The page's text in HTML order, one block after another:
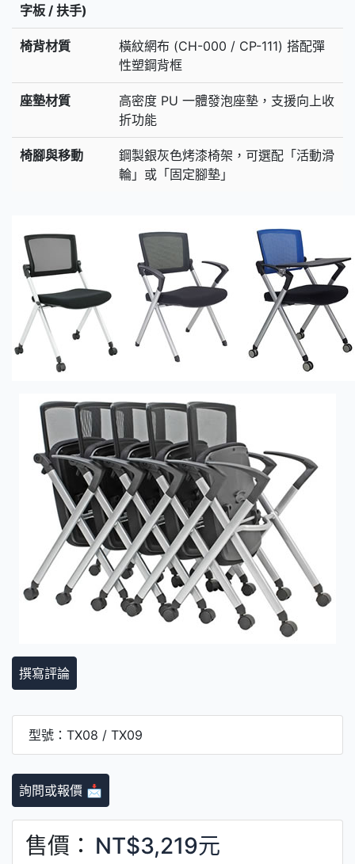
字板 / 扶手)
椅背材質
橫紋網布 (CH-000 / CP-111) 搭配彈
性塑鋼背框
座墊材質
高密度 PU 一體發泡座墊，支援向上收
折功能
椅腳與移動
鋼製銀灰色烤漆椅架，可選配「活動滑
輪」或「固定腳墊」
撰寫評論
型號：TX08 / TX09
詢問或報價 📩
售價： NT$3,219元